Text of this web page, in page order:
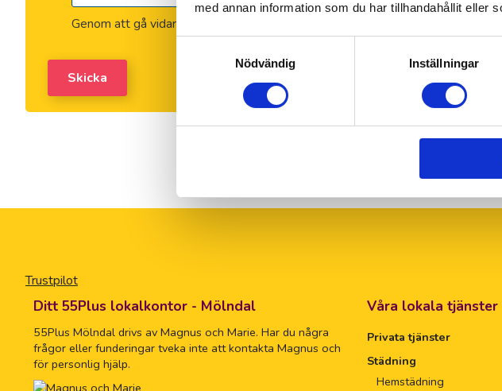
med annan information som du har tillhandahållit eller
Nödvändig
Inställningar
Genom att gå vidare accepterar du vår
Skicka
Trustpilot
Ditt 55Plus lokalkontor - Mölndal
55Plus Mölndal drivs av Magnus och Marie. Har du några
frågor eller funderingar tveka inte att kontakta Magnus och
för personlig hjälp.
Våra lokala tjänster
Privata tjänster
Städning
Hemstädning